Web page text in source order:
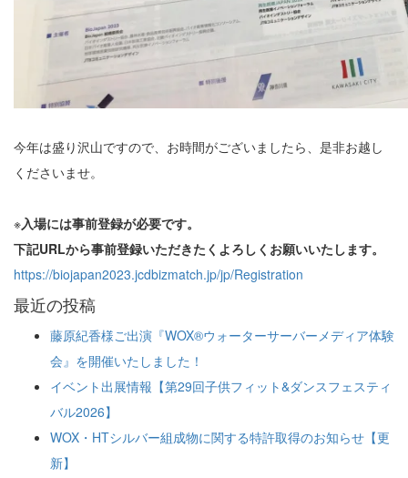
今年は盛り沢山ですので、お時間がございましたら、是非お越し
くださいませ。
※入場には事前登録が必要です。
下記URLから事前登録いただきたくよろしくお願いいたします。
https://biojapan2023.jcdbizmatch.jp/jp/Registration
最近の投稿
藤原紀香様ご出演『WOX®ウォーターサーバーメディア体験
会』を開催いたしました！
イベント出展情報【第29回子供フィット&ダンスフェスティ
バル2026】
WOX・HTシルバー組成物に関する特許取得のお知らせ【更
新】